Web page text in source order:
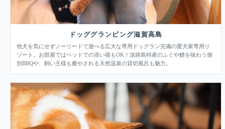
ドッググランピング滋賀高島
他犬を気にせずノーリードで遊べる広大な専用ドッグラン完備の愛犬家専用リ
ゾート。お部屋ではベッドでの添い寝もOK！淡路島特産のふぐや鱧を味わう個
別BBQや、飼い主様も癒やされる天然温泉の貸切風呂も魅力。